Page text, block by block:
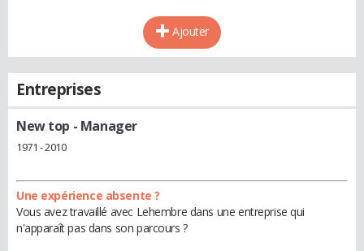
Ajouter
Entreprises
New top - Manager
1971 - 2010
Une expérience absente ?
Vous avez travaillé avec Lehembre dans une entreprise qui
n'apparaît pas dans son parcours ?